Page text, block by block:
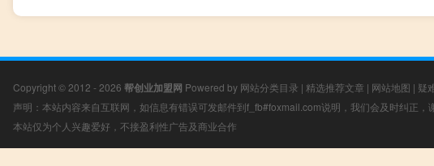
Copyright © 2012 - 2026 帮创业加盟网 Powered by 网站分类目录 | 精选推荐文章 | 网站地图 | 疑
声明：本站内容来自互联网，如信息有错误可发邮件到f_fb#foxmail.com说明，我们会及时纠正，
本站仅为个人兴趣爱好，不接盈利性广告及商业合作